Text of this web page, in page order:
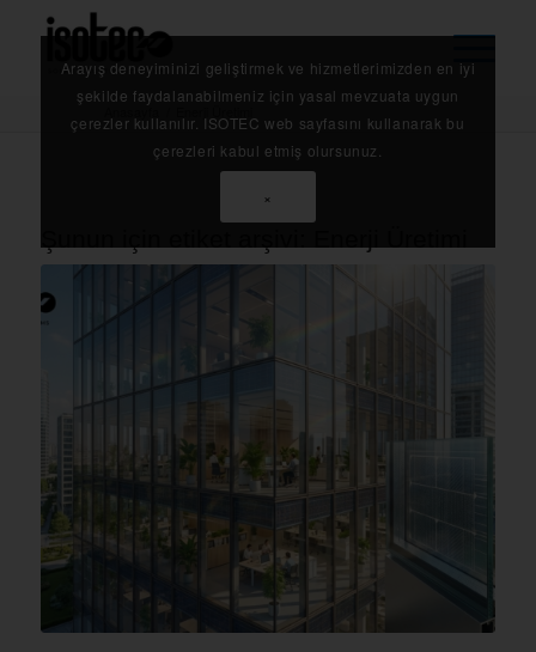
Anasayfa
Arayış deneyiminizi geliştirmek ve hizmetlerimizden en iyi
şekilde faydalanabilmeniz için yasal mevzuata uygun
çerezler kullanılır. ISOTEC web sayfasını kullanarak bu
çerezleri kabul etmiş olursunuz.
×